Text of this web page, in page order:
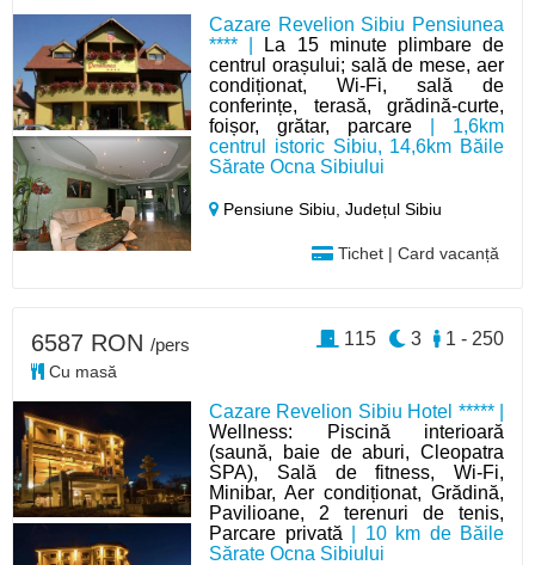
Cazare Revelion Sibiu Pensiunea
**** |
La 15 minute plimbare de
centrul orașului; sală de mese, aer
condiționat, Wi-Fi, sală de
conferințe, terasă, grădină-curte,
foișor, grătar, parcare | 1,6km
centrul istoric Sibiu, 14,6km Băile
Sărate Ocna Sibiului
Pensiune Sibiu,Județul Sibiu
Tichet | Card vacanță
Cazare Revelion Sibiu Hotel ***** |
Wellness: Piscină interioară
(saună, baie de aburi, Cleopatra
SPA), Sală de fitness, Wi-Fi,
Minibar, Aer condiționat, Grădină,
Pavilioane, 2 terenuri de tenis,
Parcare privată | 10 km de Băile
Sărate Ocna Sibiului
6587 RON /pers
Cu masă
1 - 250
3
115